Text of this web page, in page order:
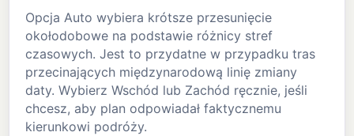
Opcja Auto wybiera krótsze przesunięcie
okołodobowe na podstawie różnicy stref
czasowych. Jest to przydatne w przypadku tras
przecinających międzynarodową linię zmiany
daty. Wybierz Wschód lub Zachód ręcznie, jeśli
chcesz, aby plan odpowiadał faktycznemu
kierunkowi podróży.